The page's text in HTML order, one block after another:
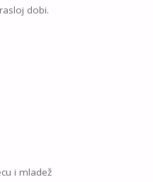
dobi.
i mladež